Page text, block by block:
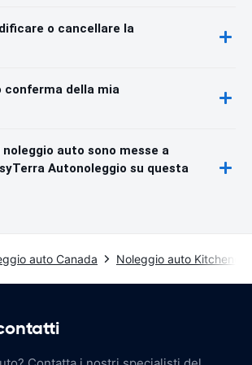
o cancellare la
conferma della mia
auto sono messe a
Autonoleggio su questa
auto Canada Noleggio auto Kitchener